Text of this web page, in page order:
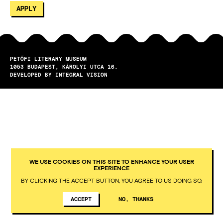
PETŐFI LITERARY MUSEUM
1053
BUDAPEST
KÁROLYI UTCA 16.
DEVELOPED BY INTEGRAL VISION
WE USE COOKIES ON THIS SITE TO ENHANCE YOUR USER
EXPERIENCE
BY CLICKING THE ACCEPT BUTTON, YOU AGREE TO US DOING SO.
ACCEPT NO, THANKS